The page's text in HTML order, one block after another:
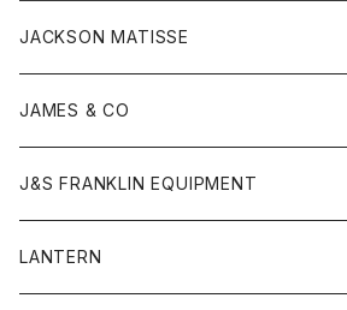
フリース
ストール
Tシャツ
グッズ
アンダーウェア
靴
トップス
カーディガン
ジャケット
ボトム
オーバーオール
レディース
コート
Tシャツ
ロンパース
グッズ
靴
ストール
トップス
カットソー
シャツ
ボトム
オーバーオール
レディース
ワンピース
バック
キッズ
トレーナー
トップス
Gジャケット
帽子
JACKSON MATISSE
Tシャツ
帽子
JAMES & CO
ボトム
J&S FRANKLIN EQUIPMENT
アウター
LANTERN